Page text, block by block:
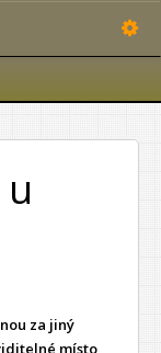
za jiný
místo